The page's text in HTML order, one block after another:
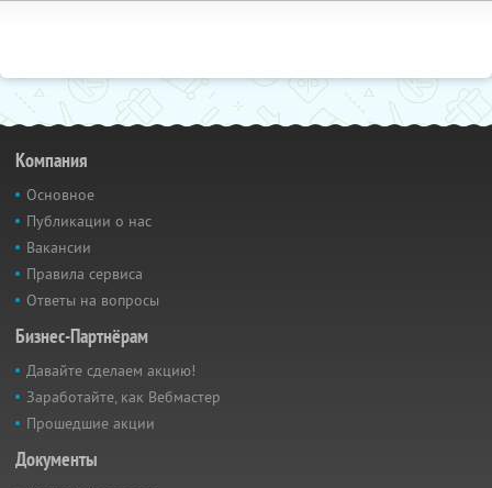
Компания
Основное
Публикации о нас
Вакансии
Правила сервиса
Ответы на вопросы
Бизнес-Партнёрам
Давайте сделаем акцию!
Заработайте, как Вебмастер
Прошедшие акции
Документы